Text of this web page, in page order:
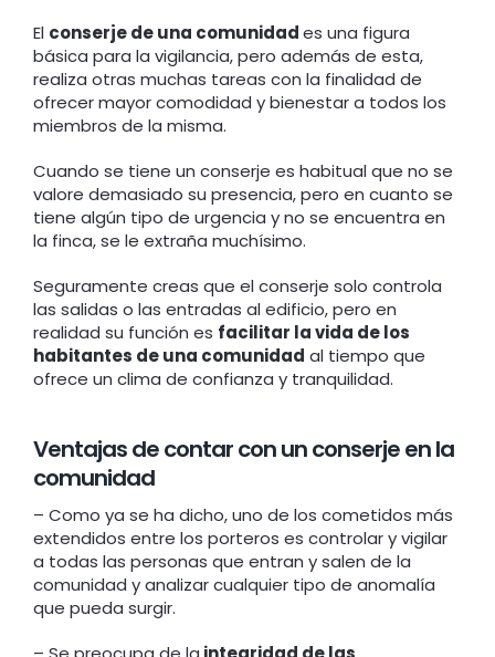
El conserje de una comunidades una figura
básica para la vigilancia, pero además de esta,
realiza otras muchas tareas con la finalidad de
ofrecer mayor comodidad y bienestar a todos los
miembros de la misma.
Cuando se tiene un conserje es habitual que no se
valore demasiado su presencia, pero en cuanto se
tiene algún tipo de urgencia y no se encuentra en
la finca, se le extraña muchísimo.
Seguramente creas que el conserje solo controla
las salidas o las entradas al edificio, pero en
realidad su función es facilitar la vida de los
habitantes de una comunidad al tiempo que
ofrece un clima de confianza y tranquilidad.
Ventajas de contar con un conserje en la
comunidad
– Como ya se ha dicho, uno de los cometidos más
extendidos entre los porteros es controlar y vigilar
a todas las personas que entran y salen de la
comunidad y analizar cualquier tipo de anomalía
que pueda surgir.